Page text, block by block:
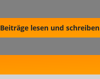
Beiträge lesen und schreiben